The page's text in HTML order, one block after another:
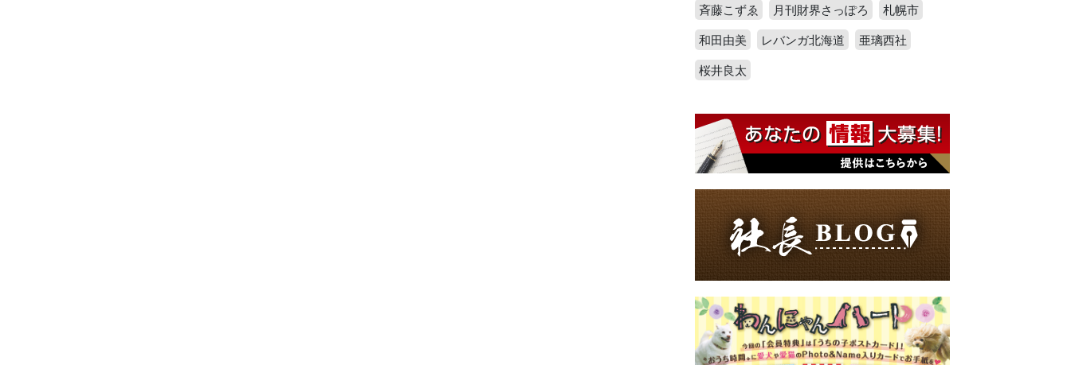
斉藤こずゑ
月刊財界さっぽろ
札幌市
和田由美
レバンガ北海道
亜璃西社
桜井良太